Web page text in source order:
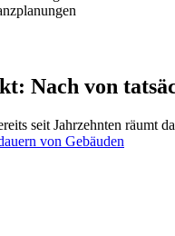
Nach von
seit Jahrzehnten räumt
von Gebäuden